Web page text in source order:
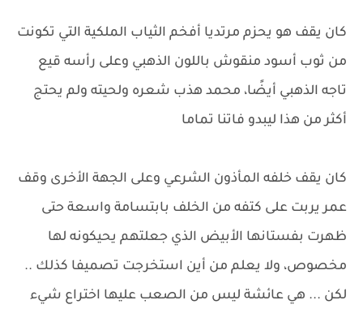
كان يقف هو يحزم مرتديا أفخم الثياب الملكية التي تكونت
من ثوب أسود منقوش باللون الذهبي وعلى رأسه قيع
تاجه الذهبي أيضًا، محمد هذب شعره ولحيته ولم يحتج
أكثر من هذا ليبدو فاتنا تماما
كان يقف خلفه المأذون الشرعي وعلى الجهة الأخرى وقف
عمر يربت على كتفه من الخلف بابتسامة واسعة حتى
ظهرت بفستانها الأبيض الذي جعلتهم يحيكونه لها
مخصوص، ولا يعلم من أين استخرجت تصميفا كذلك ..
لكن ... هي عائشة ليس من الصعب عليها اختراع شيء